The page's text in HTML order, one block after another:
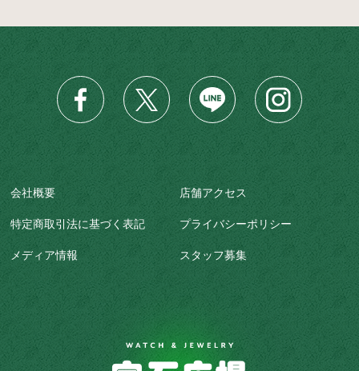
会社概要 店舗アクセス
特定商取引法に基づく表記 プライバシーポリシー
メディア情報 スタッフ募集